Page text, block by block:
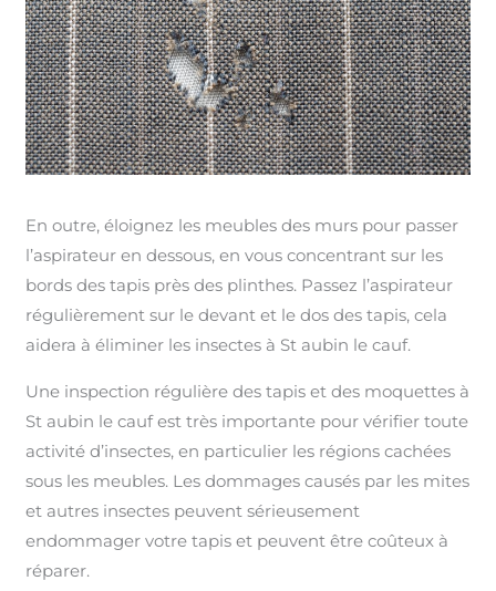
En outre, éloignez les meubles des murs pour passer
l’aspirateur en dessous, en vous concentrant sur les
bords des tapis près des plinthes. Passez l’aspirateur
régulièrement sur le devant et le dos des tapis, cela
aidera à éliminer les insectes à St aubin le cauf.
Une inspection régulière des tapis et des moquettes à
St aubin le cauf est très importante pour vérifier toute
activité d’insectes, en particulier les régions cachées
sous les meubles. Les dommages causés par les mites
et autres insectes peuvent sérieusement
endommager votre tapis et peuvent être coûteux à
réparer.